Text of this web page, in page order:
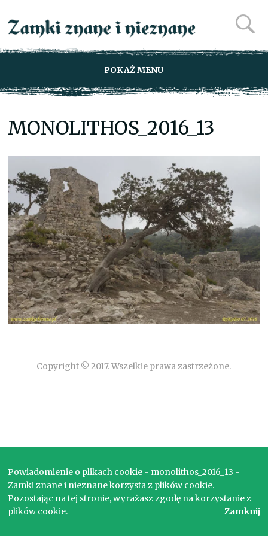
POKAŻ MENU
MONOLITHOS_2016_13
Copyright © 2017. Wszelkie prawa zastrzeżone.
Powiadomienie o plikach cookie - monolithos_2016_13 -
Zamki znane i nieznane korzysta z plików cookie.
Pozostając na tej stronie, wyrażasz zgodę na korzystanie z
plików cookie.
Zamknij